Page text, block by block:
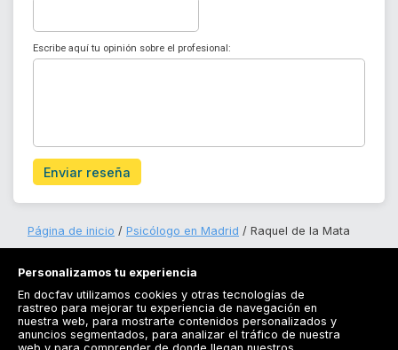
Escribe aquí tu opinión sobre el profesional:
Enviar reseña
Página de inicio Psicólogo en Madrid Raquel de la Mata
Registrarse
Personalizamos tu experiencia
En docfav utilizamos cookies y otras tecnologías de
rastreo para mejorar tu experiencia de navegación en
nuestra web, para mostrarte contenidos personalizados y
anuncios segmentados, para analizar el tráfico de nuestra